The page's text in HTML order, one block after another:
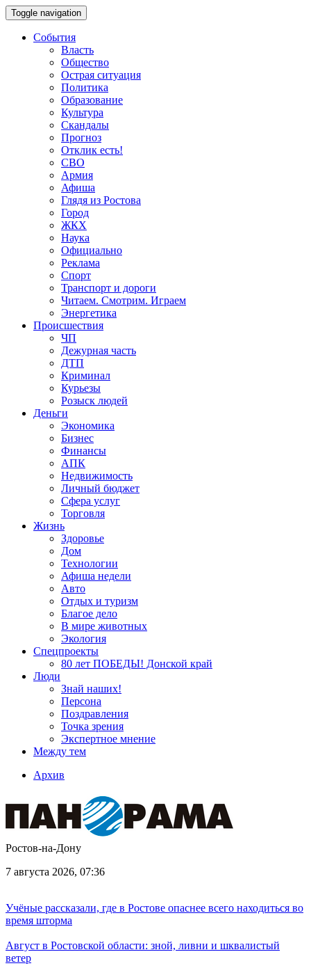
Toggle navigation
События
Власть
Общество
Острая ситуация
Политика
Образование
Культура
Скандалы
Прогноз
Отклик есть!
СВО
Армия
Афиша
Глядя из Ростова
Город
ЖКХ
Наука
Официально
Реклама
Спорт
Транспорт и дороги
Читаем. Смотрим. Играем
Энергетика
Происшествия
ЧП
Дежурная часть
ДТП
Криминал
Курьезы
Розыск людей
Деньги
Экономика
Бизнес
Финансы
АПК
Недвижимость
Личный бюджет
Сфера услуг
Торговля
Жизнь
Здоровье
Дом
Технологии
Афиша недели
Авто
Отдых и туризм
Благое дело
В мире животных
Экология
Спецпроекты
80 лет ПОБЕДЫ! Донской край
Люди
Знай наших!
Персона
Поздравления
Точка зрения
Экспертное мнение
Между тем
Архив
Ростов-на-Дону
7 августа 2026, 07:36
Учёные рассказали, где в Ростове опаснее всего находиться во
время шторма
Август в Ростовской области: зной, ливни и шквалистый
ветер